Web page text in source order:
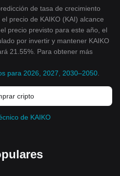
de tasa de crecimiento
precio de KAIKO (KAI) alcance
precio previsto para este año, el
por invertir y mantener KAIKO
21.55%. Para obtener más
para 2026, 2027, 2030–2050
cripto
de KAIKO